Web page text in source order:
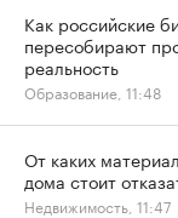
Как российские
пересобирают
реальность
Образование, 11:48
От каких
дома стоит
Недвижимость, 11:47